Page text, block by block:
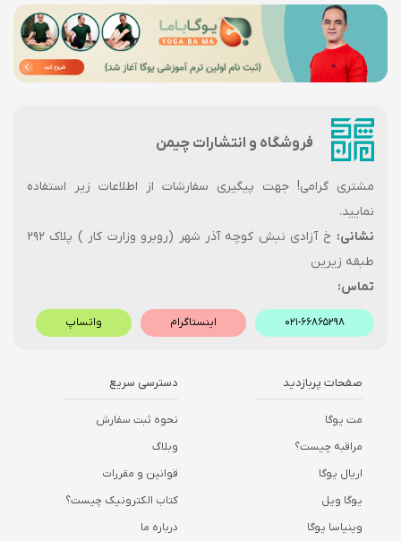
فروشگاه و انتشارات چیمن
مشتری گرامی! جهت پیگیری سفارشات از اطلاعات زیر استفاده
نمایید.
نشانی:
خ آزادی نبش کوچه آذر شهر (روبرو وزارت کار ) پلاک ۲۹۲
طبقه زیرین
تماس:
۰۲۱-۶۶۸۶۵۲۹۸ اینستاگرام واتساپ
صفحات پربازدید
مت یوگا
مراقبه چیست؟
اریال یوگا
یوگا ویل
وینیاسا یوگا
دسترسی سریع
نحوه ثبت سفارش
وبلاگ
قوانین و مقررات
کتاب الکترونیک چیست؟
درباره ما